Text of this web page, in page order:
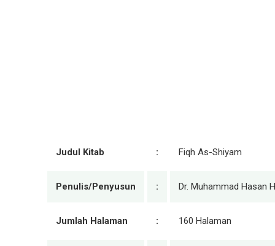
Judul Kitab : Fiqh As-Shiyam
Penulis/Penyusun : Dr. Muhammad Hasan
Jumlah Halaman : 160 Halaman